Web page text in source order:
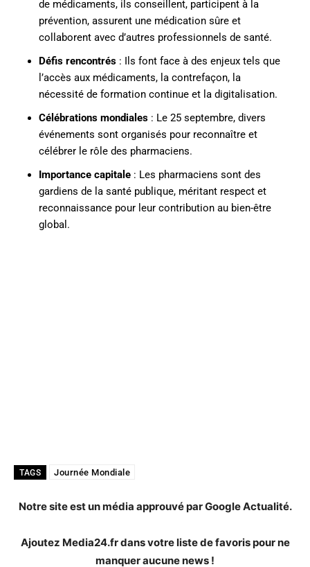
de médicaments, ils conseillent, participent à la
prévention, assurent une médication sûre et
collaborent avec d’autres professionnels de santé.
Défis rencontrés : Ils font face à des enjeux tels que
l’accès aux médicaments, la contrefaçon, la
nécessité de formation continue et la digitalisation.
Célébrations mondiales : Le 25 septembre, divers
événements sont organisés pour reconnaître et
célébrer le rôle des pharmaciens.
Importance capitale : Les pharmaciens sont des
gardiens de la santé publique, méritant respect et
reconnaissance pour leur contribution au bien-être
global.
TAGS Journée Mondiale
Notre site est un média approuvé par Google Actualité.
Ajoutez Media24.fr dans votre liste de favoris pour ne
manquer aucune news !